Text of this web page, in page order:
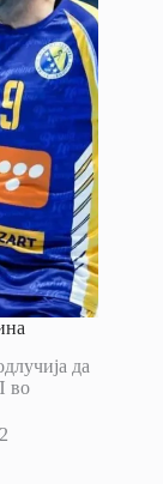
да
во